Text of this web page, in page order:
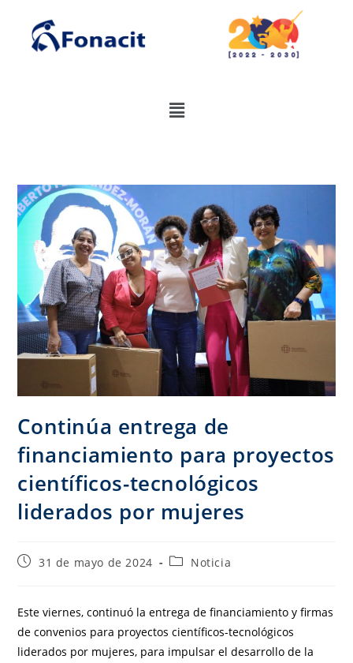
Continúa entrega de
financiamiento para proyectos
científicos-tecnológicos
liderados por mujeres
31 de mayo de 2024 Noticia
Este viernes, continuó la entrega de financiamiento y firmas
de convenios para proyectos científicos-tecnológicos
liderados por mujeres, para impulsar el desarrollo de la